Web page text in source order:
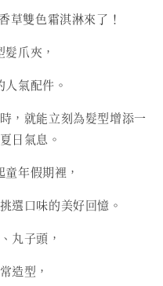
雙色霜淇淋來了！
爪夾，
氣配件。
，就能立刻為髮型增添一
日氣息。
年假期裡，
選口味的美好回憶。
丸子頭，
造型，